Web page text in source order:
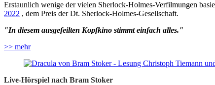
Erstaunlich wenige der vielen Sherlock-Holmes-Verfilmungen
2022 , dem Preis der Dt. Sherlock-Holmes-Gesellschaft.
"In diesem ausgefeilten Kopfkino stimmt einfach alles."
>> mehr
Live-Hörspiel nach Bram Stoker